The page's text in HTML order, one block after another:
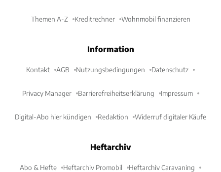
Themen A-Z Kreditrechner Wohnmobil finanzieren
Information
Kontakt AGB Nutzungsbedingungen Datenschutz
Privacy Manager Barrierefreiheitserklärung Impressum
Digital-Abo hier kündigen Redaktion Widerruf digitaler Käufe
Heftarchiv
Abo & Hefte Heftarchiv Promobil Heftarchiv Caravaning